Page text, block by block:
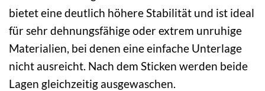
bietet eine deutlich höhere Stabilität und ist ideal
für sehr dehnungsfähige oder extrem unruhige
Materialien, bei denen eine einfache Unterlage
nicht ausreicht. Nach dem Sticken werden beide
Lagen gleichzeitig ausgewaschen.